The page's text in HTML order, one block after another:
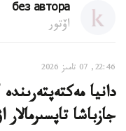
без автора
اۆتور
22:46, 07 تامىز 2026
دانيا
جازباشا